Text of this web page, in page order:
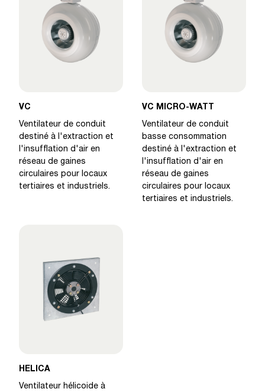
VC
Ventilateur de conduit
destiné à l'extraction et
l'insufflation d'air en
réseau de gaines
circulaires pour locaux
tertiaires et industriels.
VC MICRO-WATT
Ventilateur de conduit
basse consommation
destiné à l'extraction et
l'insufflation d'air en
réseau de gaines
circulaires pour locaux
tertiaires et industriels.
HELICA
Ventilateur hélicoide à